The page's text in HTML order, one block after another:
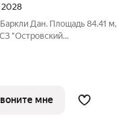
2028
Дан. Площадь 84.41 м,
"Островский
Казани от федерального
мне